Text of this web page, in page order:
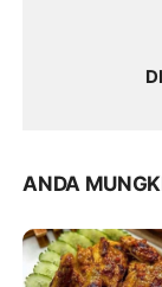
ANDA